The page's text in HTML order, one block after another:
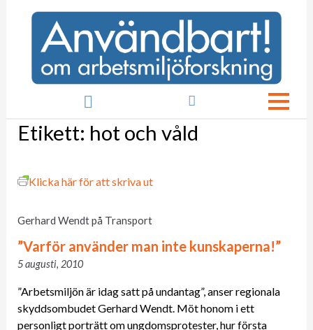

Etikett: hot och våld
Klicka här för att skriva ut
Gerhard Wendt på Transport
”Varför använder man inte kunskaperna!”
5 augusti, 2010
”Arbetsmiljön är idag satt på undantag”, anser regionala
skyddsombudet Gerhard Wendt. Möt honom i ett
personligt porträtt om ungdomsprotester, hur första